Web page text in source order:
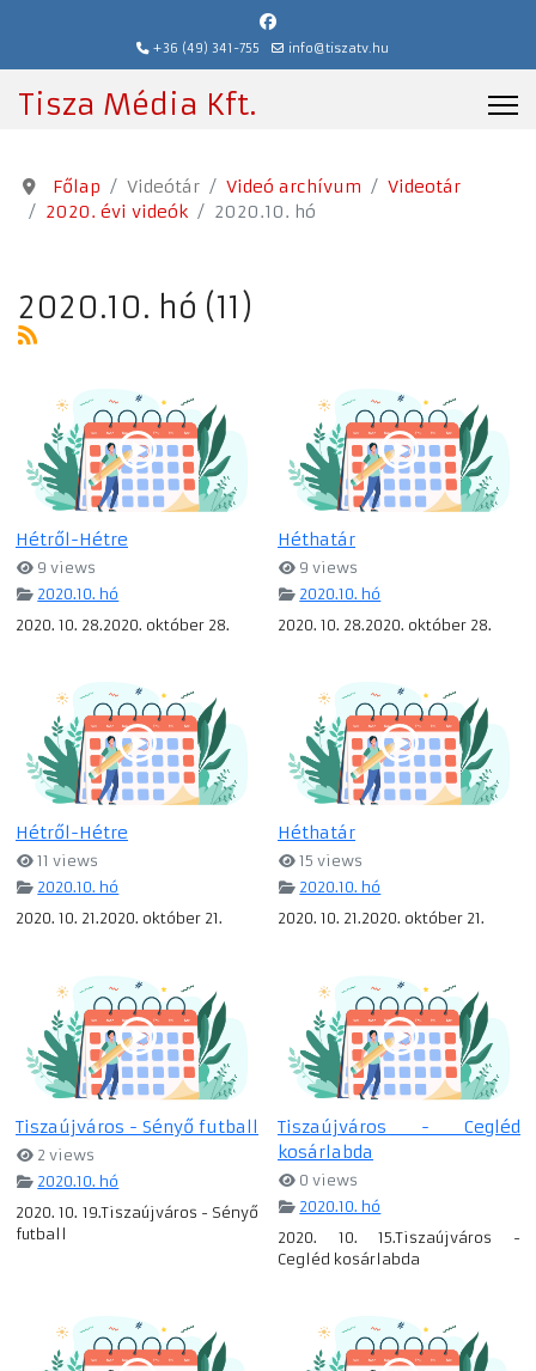
+36 (49) 341-755 info@tiszatv.hu
Tisza Média Kft.
Főlap Videótár Videó archívum
Videotár
2020. évi videók
2020.10. hó
2020.10. hó (11)
Hétről-Hétre
9 views
2020.10. hó
2020. 10. 28.2020. október 28.
Héthatár
9 views
2020.10. hó
2020. 10. 28.2020. október 28.
Hétről-Hétre
11 views
2020.10. hó
2020. 10. 21.2020. október 21.
Héthatár
15 views
2020.10. hó
2020. 10. 21.2020. október 21.
Tiszaújváros - Sényő futball
2 views
2020.10. hó
2020. 10. 19.Tiszaújváros - Sényő
futball
Tiszaújváros - Cegléd
kosárlabda
0 views
2020.10. hó
2020. 10. 15.Tiszaújváros -
Cegléd kosárlabda